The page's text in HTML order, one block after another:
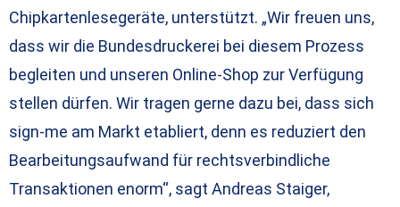
Chipkartenlesegeräte, unterstützt. „Wir freuen uns,
dass wir die Bundesdruckerei bei diesem Prozess
begleiten und unseren Online-Shop zur Verfügung
stellen dürfen. Wir tragen gerne dazu bei, dass sich
sign-me am Markt etabliert, denn es reduziert den
Bearbeitungsaufwand für rechtsverbindliche
Transaktionen enorm“, sagt Andreas Staiger,